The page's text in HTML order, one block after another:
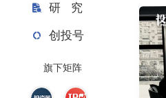
研 究
创投号
旗下矩阵